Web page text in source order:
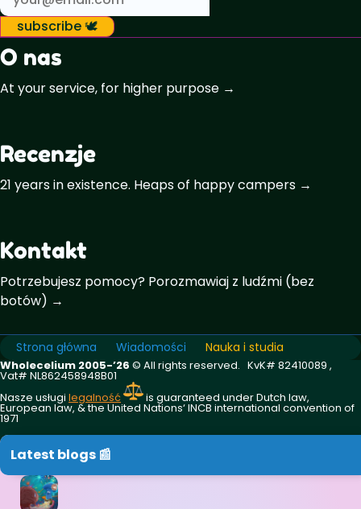
subscribe 🕊️
O nas
At your service, for higher purpose →
Recenzje
21 years in existence. Heaps of happy campers →
Kontakt
Potrzebujesz pomocy? Porozmawiaj z ludźmi (bez
botów) →
Strona główna Wiadomości Nauka i studia
Wholecelium 2005-’26 ©️ All rights reserved. KvK# 82410089 ,
Vat# NL862458948B01
Nasze usługi legalność is guaranteed under Dutch law,
European law, & the United Nations‘ INCB international convention of
1971
Latest blogs 📰